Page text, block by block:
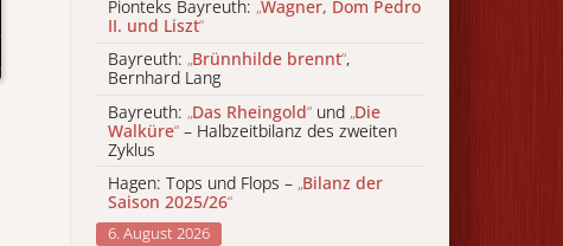
Pionteks Bayreuth: „Wagner, Dom Pedro
II. und Liszt“
Bayreuth: „Brünnhilde brennt“,
Bernhard Lang
Bayreuth: „Das Rheingold“ und „Die
Walküre“ – Halbzeitbilanz des zweiten
Zyklus
Hagen: Tops und Flops – „Bilanz der
Saison 2025/26“
6. August 2026